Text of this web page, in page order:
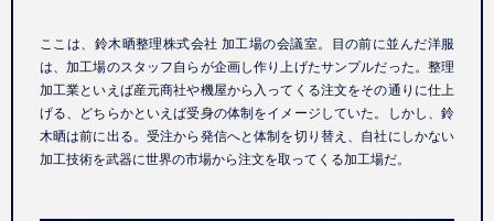
ここは、鈴木晒整理株式会社 加工場の会議室。目の前に並んだ洋服
は、加工場のスタッフ自らが企画し作り上げたサンプルだった。整理
加工業といえば産元商社や機屋から入ってくる注文をその通りに仕上
げる、どちらかといえば受身の体制をイメージしていた。しかし、鈴
木晒は前に出る。受注から発信へと体制を切り替え、自社にしかない
加工技術を武器に世界の市場から注文を取ってくる加工場だ。